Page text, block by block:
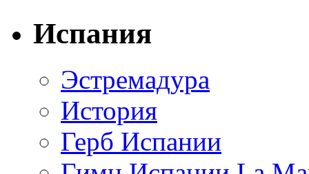
Испания
Эстремадура
История
Герб Испании